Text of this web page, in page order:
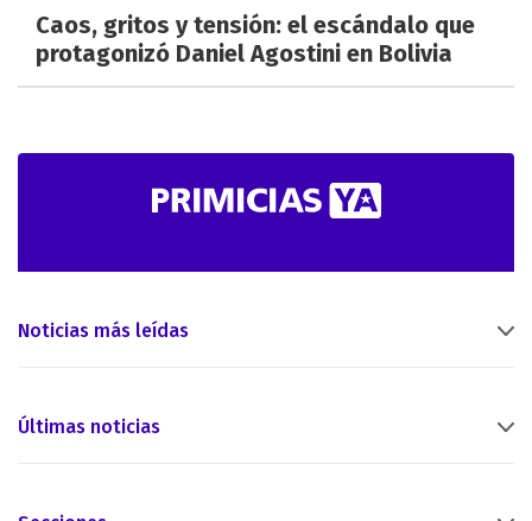
Caos, gritos y tensión: el escándalo que
protagonizó Daniel Agostini en Bolivia
Noticias más leídas
Últimas noticias